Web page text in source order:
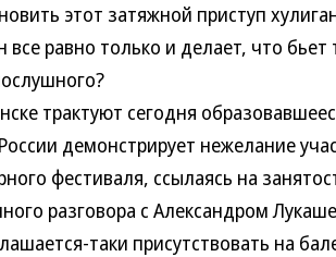
этот затяжной приступ
все равно только и делает, что
трактуют сегодня
демонстрирует нежелание
фестиваля, ссылаясь на
разговора с Александром
таки присутствовать на